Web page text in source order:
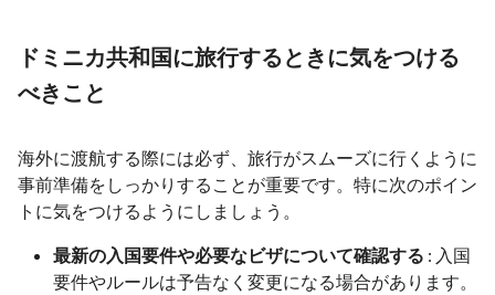
ドミニカ共和国に旅行するときに気をつける
べきこと
海外に渡航する際には必ず、旅行がスムーズに行くように
事前準備をしっかりすることが重要です。特に次のポイン
トに気をつけるようにしましょう。
最新の入国要件や必要なビザについて確認する : 入国
要件やルールは予告なく変更になる場合があります。